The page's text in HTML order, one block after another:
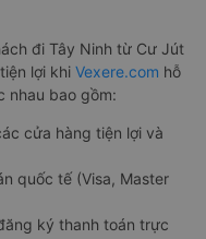
đi Tây Ninh từ Cư Jút
lợi khi Vexere.com hỗ
nhau bao gồm:
cửa hàng tiện lợi và
quốc tế (Visa, Master
ký thanh toán trực